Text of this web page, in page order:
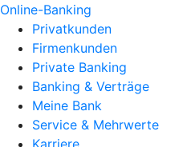
Online-Banking
Privatkunden
Firmenkunden
Private Banking
Banking & Verträge
Meine Bank
Service & Mehrwerte
Karriere